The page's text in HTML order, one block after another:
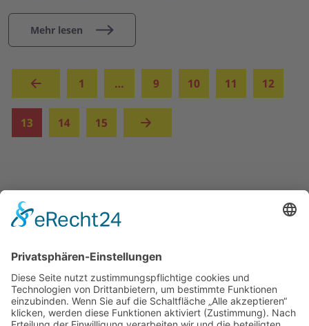
Mehr lesen
1 … 9 10 11 12
13(aktuell)
14 15
MITMACHEN UND HELFEN